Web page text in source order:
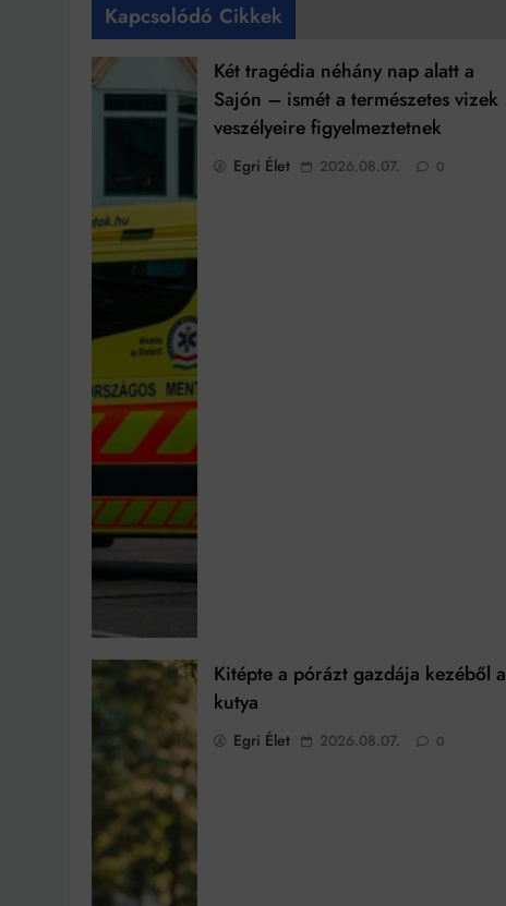
Kapcsolódó Cikkek
Két tragédia néhány nap alatt a
Sajón – ismét a természetes vizek
veszélyeire figyelmeztetnek
Egri Élet 2026.08.07. 0
Kitépte a pórázt gazdája kezéből a
kutya
Egri Élet 2026.08.07. 0